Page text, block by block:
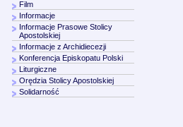
Film
Informacje
Informacje Prasowe Stolicy
Apostolskiej
Informacje z Archidiecezji
Konferencja Episkopatu Polski
Liturgiczne
Orędzia Stolicy Apostolskiej
Solidarność